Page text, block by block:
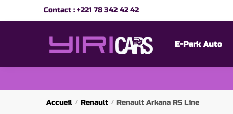
Contact : +221 78 342 42 42
E-Park Auto
Accueil / Renault / Renault Arkana RS Line